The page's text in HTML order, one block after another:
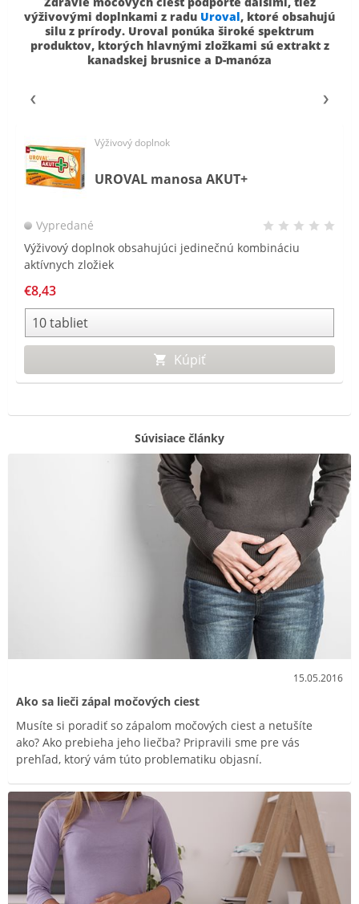
výživovými doplnkami z radu Uroval, ktoré obsahujú
silu z prírody. Uroval ponúka široké spektrum
produktov, ktorých hlavnými zložkami sú extrakt z
kanadskej brusnice a D-manóza
Výživový doplnok
UROVAL manosa AKUT+
Vypredané
Výživový doplnok obsahujúci jedinečnú kombináciu
aktívnych zložiek
€8,43
Kúpiť
Súvisiace články
15.05.2016
Ako sa lieči zápal močových ciest
Musíte si poradiť so zápalom močových ciest a netušíte
ako? Ako prebieha jeho liečba? Pripravili sme pre vás
prehľad, ktorý vám túto problematiku objasní.